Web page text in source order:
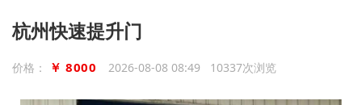
杭州快速提升门
价格： ￥ 8000 2026-08-08 08:49 10337次浏览